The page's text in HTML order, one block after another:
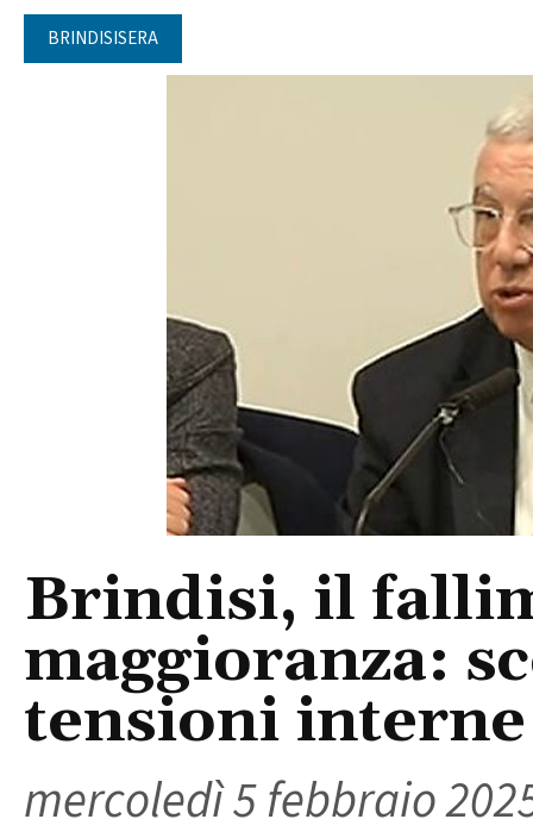
BRINDISISERA
Brindisi, il
maggioranza:
tensioni interne
mercoledì 5 febbraio